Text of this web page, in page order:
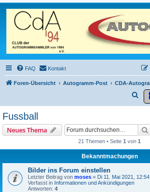
FAQ Kontakt
Foren-Übersicht Autogramm-Post CDA-
u
h
e
Fussball
Neues Thema
21 Themen • Seite 1 von 1
Bekanntmachungen
Bilder ins Forum einstellen
Letzter Beitrag von moses « Di 11. Mai 2021, 12:54
Verfasst in Informationen und Ankündigungen
Antworten: 4